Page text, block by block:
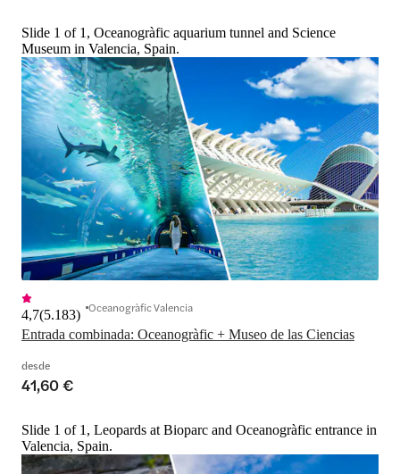
Slide 1 of 1, Oceanogràfic aquarium tunnel and Science
Museum in Valencia, Spain.
Entrada combinada: Oceanogràfic + Museo de las Ciencias
4,7(5.183) Oceanogràfic Valencia
desde
41,60 €
Slide 1 of 1, Leopards at Bioparc and Oceanogràfic entrance in
Valencia, Spain.